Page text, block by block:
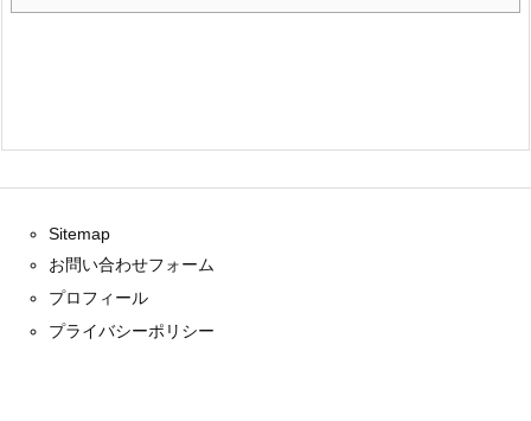
Sitemap
お問い合わせフォーム
プロフィール
プライバシーポリシー